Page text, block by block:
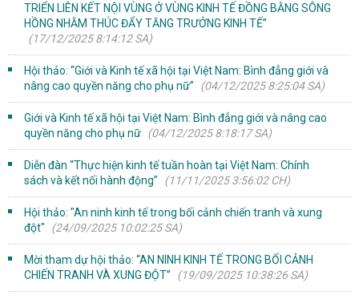
TRIỂN LIÊN KẾT NỘI VÙNG Ở VÙNG KINH TẾ ĐỒNG BẰNG SÔNG
HỒNG NHẰM THÚC ĐẨY TĂNG TRƯỞNG KINH TẾ”
(17/12/2025 8:14:12 SA)
Hội thảo: “Giới và Kinh tế xã hội tại Việt Nam: Bình đẳng giới và
nâng cao quyền năng cho phụ nữ”
(04/12/2025 8:25:04 SA)
Giới và Kinh tế xã hội tại Việt Nam: Bình đẳng giới và nâng cao
quyền năng cho phụ nữ (04/12/2025 8:18:17 SA)
Diễn đàn “Thực hiện kinh tế tuần hoàn tại Việt Nam: Chính
sách và kết nối hành động”
(11/11/2025 3:56:02 CH)
Hội thảo: "An ninh kinh tế trong bối cảnh chiến tranh và xung
đột"
(24/09/2025 10:02:25 SA)
Mời tham dự hội thảo: “AN NINH KINH TẾ TRONG BỐI CẢNH
CHIẾN TRANH VÀ XUNG ĐỘT”
(19/09/2025 10:38:26 SA)